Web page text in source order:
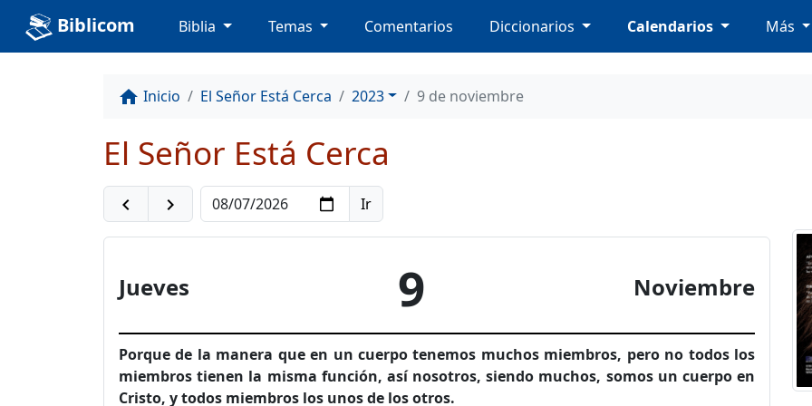
Biblicom Biblia Temas Comentarios Diccionarios Calendarios Más
home Inicio El Señor Está Cerca 2023 9 de noviembre
El Señor Está Cerca
navigate_before navigate_next
Jueves 9 Noviembre
Porque de la manera que en un cuerpo tenemos muchos miembros, pero no todos los
miembros tienen la misma función, así nosotros, siendo muchos, somos un cuerpo en
Cristo, y todos miembros los unos de los otros.